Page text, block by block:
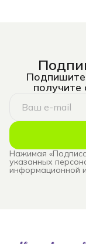
получите
Нажимая
указанных
информационной